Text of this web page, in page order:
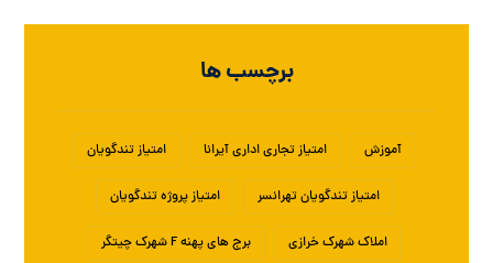
برچسب ها
آموزش امتیاز تجاری اداری آیرانا امتیاز تندگویان
امتیاز تندگویان تهرانسر امتیاز پروژه تندگویان
املاک شهرک خرازی برج های پهنه F شهرک چیتگر